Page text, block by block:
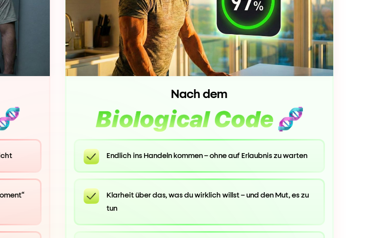
Nach dem
Endlich ins Handeln kommen – ohne auf Erlaubnis zu warten
Klarheit über das, was du wirklich willst – und den Mut, es zu
tun